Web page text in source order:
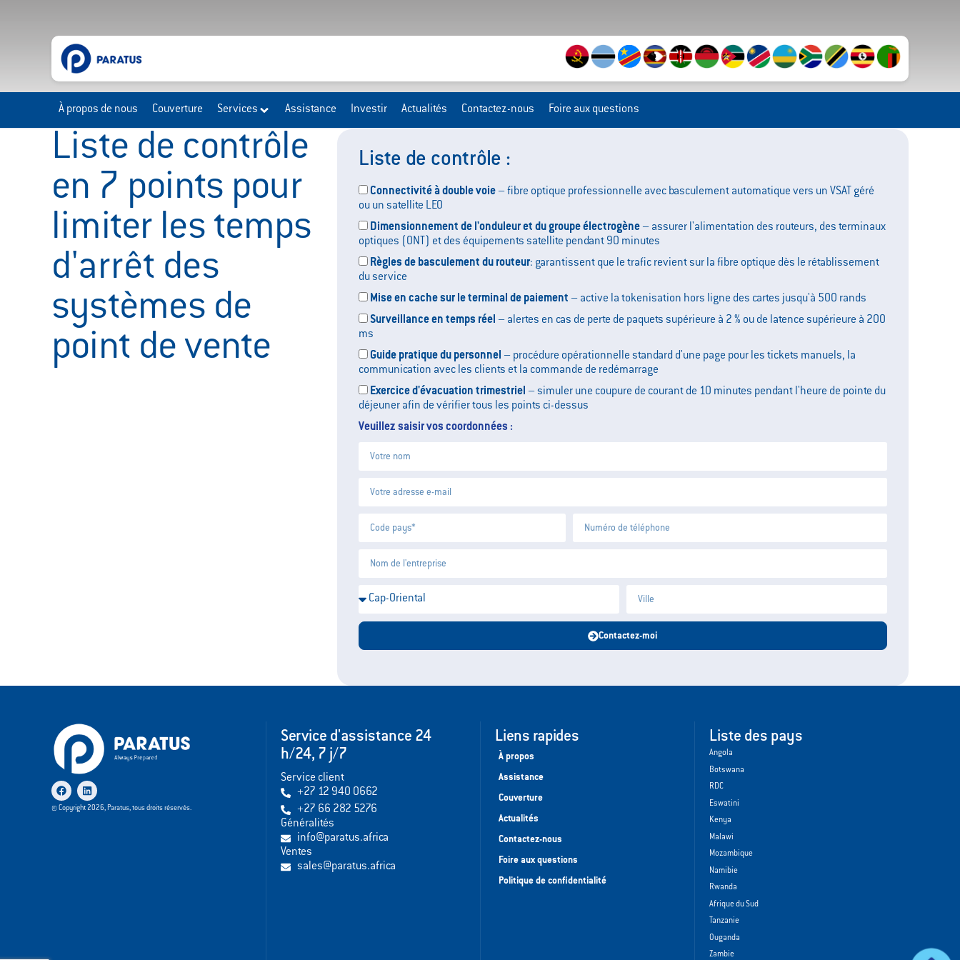
À propos de nous Couverture Services Assistance Investir Actualités Contactez-nous Foire aux questions
Liste de contrôle
en 7 points pour
limiter les temps
d'arrêt des
systèmes de
point de vente
Liste de contrôle :
Connectivité à double voie– fibre optique professionnelle avec basculement automatique vers un VSAT géré
ou un satellite LEO
Dimensionnement de l'onduleur et du groupe électrogène– assurer l'alimentation des routeurs, des terminaux
optiques (ONT) et des équipements satellite pendant 90 minutes
Règles de basculement du routeur: garantissent que le trafic revient sur la fibre optique dès le rétablissement
du service
Mise en cache sur le terminal de paiement – active la tokenisation hors ligne des cartes jusqu'à 500 rands
Surveillance en temps réel – alertes en cas de perte de paquets supérieure à 2 % ou de latence supérieure à 200
ms
Guide pratique du personnel – procédure opérationnelle standard d'une page pour les tickets manuels, la
communication avec les clients et la commande de redémarrage
Exercice d'évacuation trimestriel – simuler une coupure de courant de 10 minutes pendant l'heure de pointe du
déjeuner afin de vérifier tous les points ci-dessus
Veuillez saisir vos coordonnées :
Contactez-moi
© Copyright 2026, Paratus, tous droits réservés.
Service d'assistance 24
h/24, 7 j/7
Service client
+27 12 940 0662
+27 66 282 5276
Généralités
info@paratus.africa
Ventes
sales@paratus.africa
Liens rapides
À propos
Assistance
Couverture
Actualités
Contactez-nous
Foire aux questions
Politique de confidentialité
Liste des pays
Angola
Botswana
RDC
Eswatini
Kenya
Malawi
Mozambique
Namibie
Rwanda
Afrique du Sud
Tanzanie
Ouganda
Zambie